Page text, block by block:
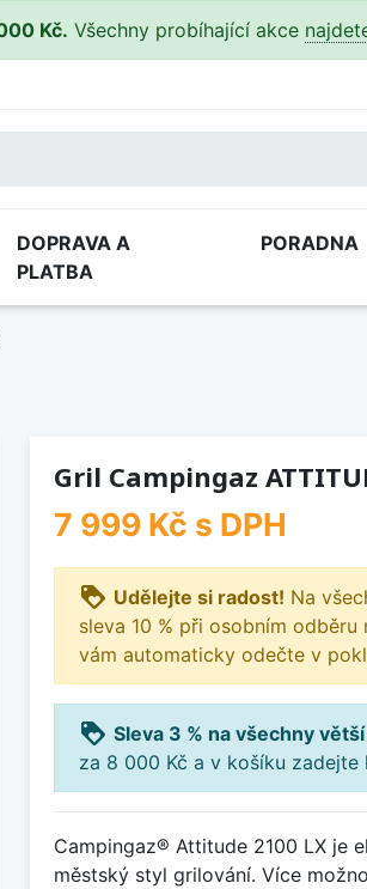
Kč. Všechny probíhající akce
DOPRAVA A
PLATBA
PORADNA
Gril Campingaz
7 999 Kč s DPH
loyalty Udělejte si radost! Na
sleva 10 % při osobním
vám automaticky odečte v
loyalty Sleva 3 % na všechny
za 8 000 Kč a v košíku zadejte
Campingaz® Attitude 2100 LX je
městský styl grilování. Více